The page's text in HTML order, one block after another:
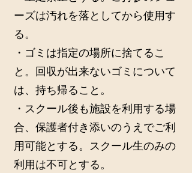
ーズは汚れを落としてから使用す
る。
・ゴミは指定の場所に捨てるこ
と。回収が出来ないゴミについて
は、持ち帰ること。
・スクール後も施設を利用する場
合、保護者付き添いのうえでご利
用可能とする。スクール生のみの
利用は不可とする。